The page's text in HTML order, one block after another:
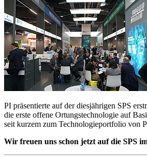
PI präsentierte auf der diesjährigen SPS
die erste offene Ortungstechnologie auf
seit kurzem zum Technologieportfolio von
Wir freuen uns schon jetzt auf die SPS